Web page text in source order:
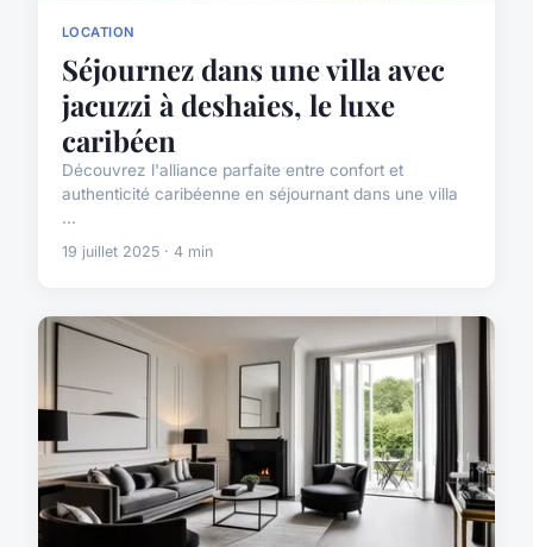
LOCATION
Séjournez dans une villa avec
jacuzzi à deshaies, le luxe
caribéen
Découvrez l'alliance parfaite entre confort et
authenticité caribéenne en séjournant dans une villa
...
19 juillet 2025 · 4 min